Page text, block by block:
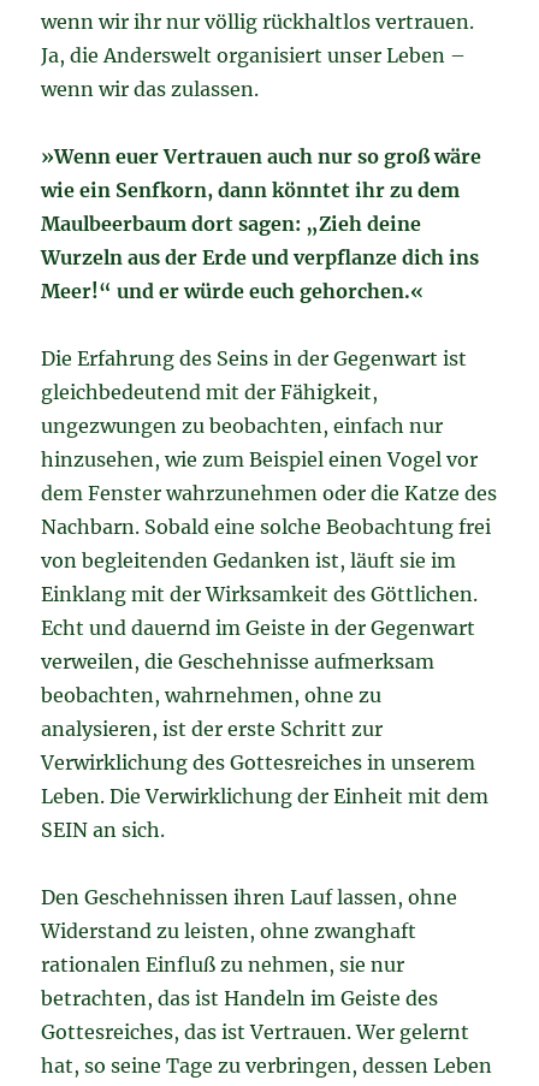
wenn wir ihr nur völlig rückhaltlos vertrauen.
Ja, die Anderswelt organisiert unser Leben –
wenn wir das zulassen.
»Wenn euer Vertrauen auch nur so groß wäre
wie ein Senfkorn, dann könntet ihr zu dem
Maulbeerbaum dort sagen: „Zieh deine
Wurzeln aus der Erde und verpflanze dich ins
Meer!“und er würde euch gehorchen.«
Die Erfahrung des Seins in der Gegenwart ist
gleichbedeutend mit der Fähigkeit,
ungezwungen zu beobachten, einfach nur
hinzusehen, wie zum Beispiel einen Vogel vor
dem Fenster wahrzunehmen oder die Katze des
Nachbarn. Sobald eine solche Beobachtung frei
von begleitenden Gedanken ist, läuft sie im
Einklang mit der Wirksamkeit des Göttlichen.
Echt und dauernd im Geiste in der Gegenwart
verweilen, die Geschehnisse aufmerksam
beobachten, wahrnehmen, ohne zu
analysieren, ist der erste Schritt zur
Verwirklichung des Gottesreiches in unserem
Leben. Die Verwirklichung der Einheit mit dem
SEIN an sich.
Den Geschehnissen ihren Lauf lassen, ohne
Widerstand zu leisten, ohne zwanghaft
rationalen Einfluß zu nehmen, sie nur
betrachten, das ist Handeln im Geiste des
Gottesreiches, das ist Vertrauen. Wer gelernt
hat, so seine Tage zu verbringen, dessen Leben